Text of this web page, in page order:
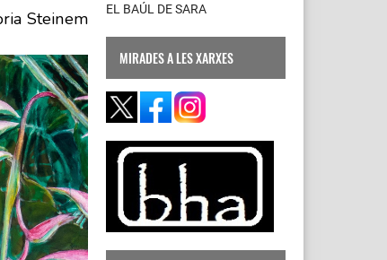
Steinem
EL BAÚL DE SARA
MIRADES A LES XARXES